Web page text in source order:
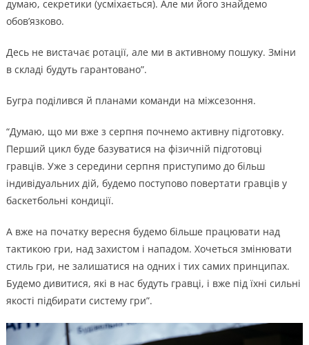
думаю, секретики (усміхається). Але ми його знайдемо
обов’язково.
Десь не вистачає ротації, але ми в активному пошуку. Зміни
в складі будуть гарантовано”.
Бугра поділився й планами команди на міжсезоння.
“Думаю, що ми вже з серпня почнемо активну підготовку.
Перший цикл буде базуватися на фізичній підготовці
гравців. Уже з середини серпня приступимо до більш
індивідуальних дій, будемо поступово повертати гравців у
баскетбольні кондиції.
А вже на початку вересня будемо більше працювати над
тактикою гри, над захистом і нападом. Хочеться змінювати
стиль гри, не залишатися на одних і тих самих принципах.
Будемо дивитися, які в нас будуть гравці, і вже під їхні сильні
якості підбирати систему гри”.